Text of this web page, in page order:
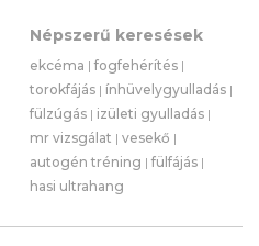
Népszerű keresések
ekcéma |fogfehérítés |
torokfájás | ínhüvelygyulladás |
fülzúgás | izületi gyulladás |
mr vizsgálat | vesekő |
autogén tréning |fülfájás |
hasi ultrahang